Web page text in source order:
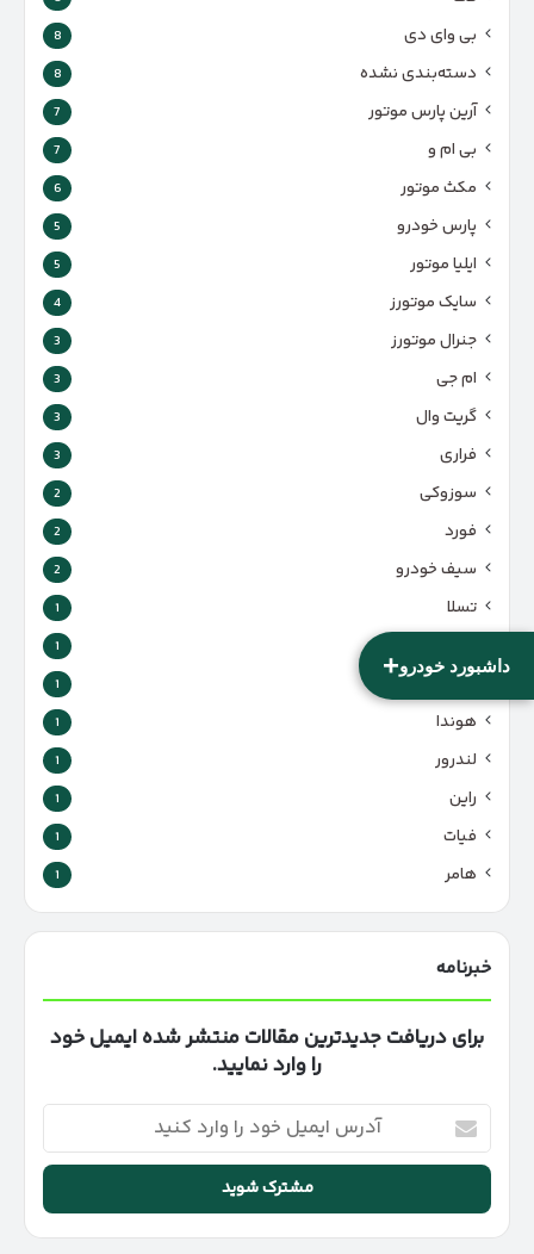
+داشبورد خودرو
بی وای دی 8
دسته‌بندی نشده 8
آرین پارس موتور 7
بی ام و 7
مکث موتور 6
پارس‌ خودرو 5
ایلیا موتور 5
سایک موتورز 4
جنرال موتورز 3
ام جی 3
گریت وال 3
فراری 3
سوزوکی 2
فورد 2
سیف خودرو 2
تسلا 1
1
ولوو 1
هوندا 1
لندرور 1
راین 1
فیات 1
هامر 1
خبرنامه
برای دریافت جدیدترین مقالات منتشر شده ایمیل خود
را وارد نمایید.
آدرس
ایمیل
خود
وارد
کنید